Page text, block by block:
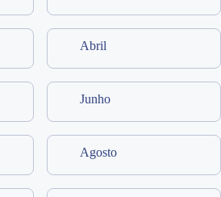
Abril
Junho
Agosto